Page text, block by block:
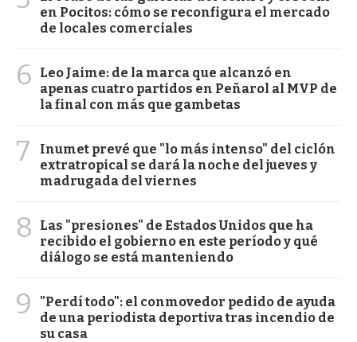
en Pocitos: cómo se reconfigura el mercado
de locales comerciales
6
Leo Jaime: de la marca que alcanzó en
apenas cuatro partidos en Peñarol al MVP de
la final con más que gambetas
7
Inumet prevé que "lo más intenso" del ciclón
extratropical se dará la noche del jueves y
madrugada del viernes
8
Las "presiones" de Estados Unidos que ha
recibido el gobierno en este período y qué
diálogo se está manteniendo
9
"Perdí todo": el conmovedor pedido de ayuda
de una periodista deportiva tras incendio de
su casa